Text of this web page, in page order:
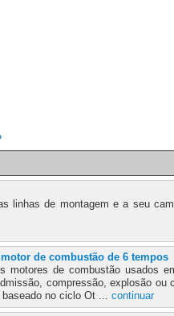
linhas de montagem e a seu
de combustão de 6 tempos
motores de combustão usados
compressão, explosão ou
no ciclo Ot ... continuar